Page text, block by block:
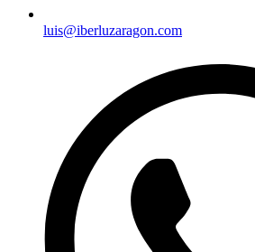
luis@iberluzaragon.com